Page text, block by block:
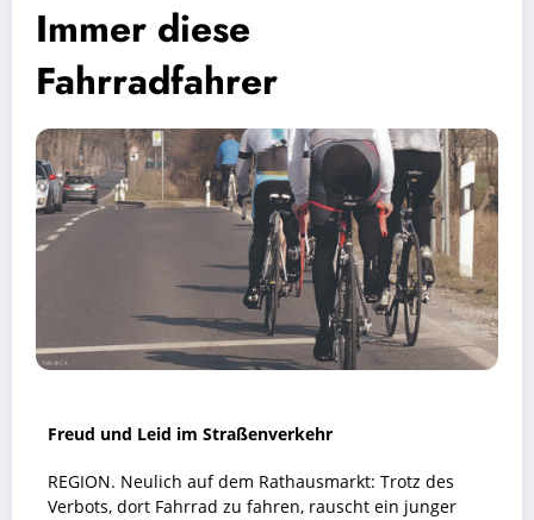
Immer diese
Fahrradfahrer
Freud und Leid im Straßenverkehr
REGION. Neulich auf dem Rathausmarkt: Trotz des
Verbots, dort Fahrrad zu fahren, rauscht ein junger